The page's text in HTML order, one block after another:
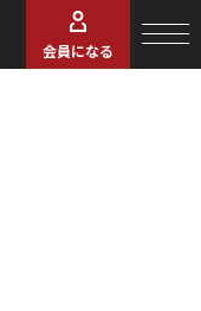
会員になる